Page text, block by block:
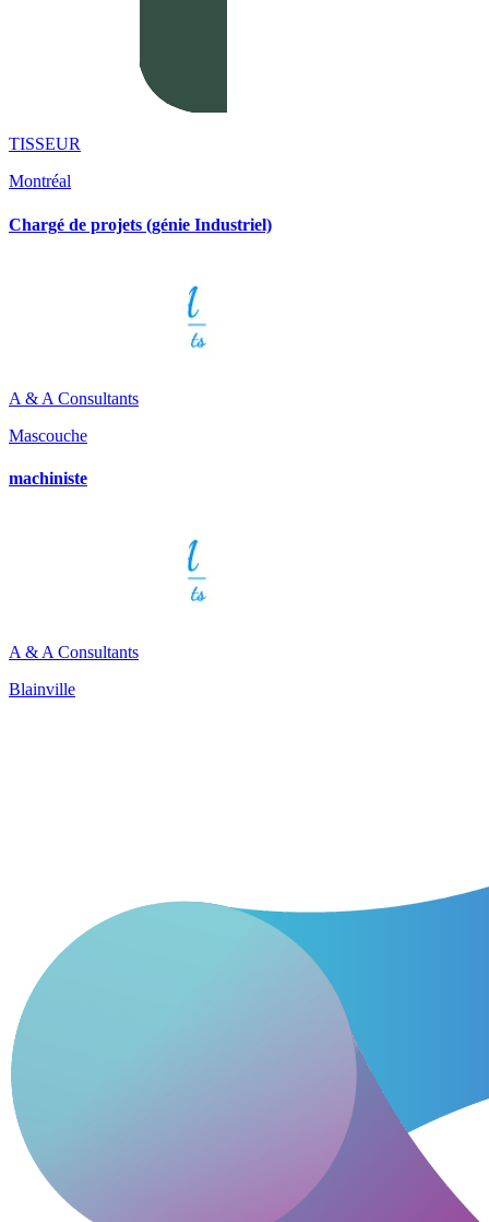
TISSEUR
Montréal
Chargé de projets (génie Industriel)
A & A Consultants
Mascouche
machiniste
A & A Consultants
Blainville